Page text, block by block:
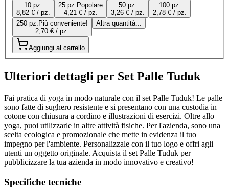
10 pz.
8,82 € / pz.
25 pz. Popolare
4,21 € / pz.
50 pz.
3,26 € / pz.
100 pz.
2,78 € / pz.
250 pz. Più conveniente!
2,70 € / pz.
Altra quantità...
Aggiungi al carrello
Ulteriori dettagli per Set Palle Tuduk
Fai pratica di yoga in modo naturale con il set Palle Tuduk! Le palle
sono fatte di sughero resistente e si presentano con una custodia in
cotone con chiusura a cordino e illustrazioni di esercizi. Oltre allo
yoga, puoi utilizzarle in altre attività fisiche. Per l'azienda, sono una
scelta ecologica e promozionale che mette in evidenza il tuo
impegno per l'ambiente. Personalizzale con il tuo logo e offri agli
utenti un oggetto originale. Acquista il set Palle Tuduk per
pubblicizzare la tua azienda in modo innovativo e creativo!
Specifiche tecniche